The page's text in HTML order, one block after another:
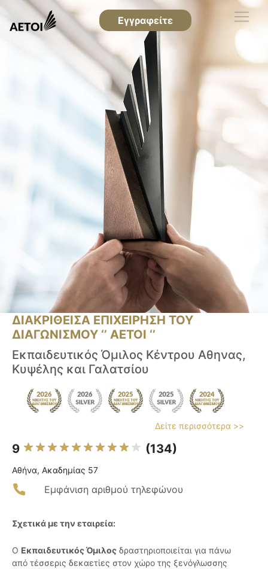
Εγγραφείτε
ΔΙΑΚΡΙΘΕΙΣΑ ΕΠΙΧΕΙΡΗΣΗ ΤΟΥ
ΔΙΑΓΩΝΙΣΜΟΥ ‘’ ΑΕΤΟΙ ‘’
Εκπαιδευτικός Όμιλος Κέντρου Αθηνας,
Κυψέλης και Γαλατσίου
Δείτε περισσότερα >>
9 (134)
Αθήνα, Ακαδημίας 57
Εμφάνιση αριθμού τηλεφώνου
Σχετικά με την εταιρεία:
Ο Εκπαιδευτικός Όμιλος δραστηριοποιείται για πάνω
από τέσσερις δεκαετίες στον χώρο της ξενόγλωσσης